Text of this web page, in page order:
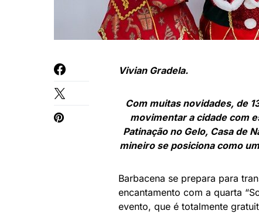
Vivian Gradela.
Com muitas novidades, de
movimentar a cidade com
Patinação no Gelo, Casa de
mineiro se posiciona como
Barbacena se prepara para
encantamento com a quarta
evento, que é totalmente